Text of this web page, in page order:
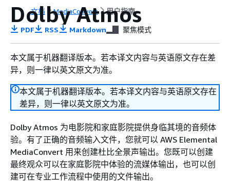
文档 MediaConvert 用户指南
Dolby Atmos
PDF RSS Markdown 聚焦模式
本文属于机器翻译版本。若本译文内容与英语原文存在差
异，则一律以英文原文为准。
本文属于机器翻译版本。若本译文内容与英语原文存在
差异，则一律以英文原文为准。
Dolby Atmos 为电影院和家庭影院提供身临其境的音频体
验。有了正确的音频输入文件，您就可以 AWS Elemental
MediaConvert 用来创建杜比全景声输出。您既可以创建
最终观众可以在家庭影院中体验的流媒体输出，也可以创
建可在专业工作流程中使用的文件输出。